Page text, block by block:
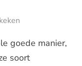
goede manier,
soort